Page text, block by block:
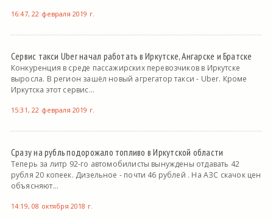
16:47, 22 февраля 2019 г.
Сервис такси Uber начал работать в Иркутске, Ангарске и Братске
Конкуренция в среде пассажирских перевозчиков в Иркутске
выросла. В регион зашёл новый агрегатор такси - Uber. Кроме
Иркутска этот сервис...
15:31, 22 февраля 2019 г.
Сразу на рубль подорожало топливо в Иркутской области
Теперь за литр 92-го автомобилисты вынуждены отдавать 42
рубля 20 копеек. Дизельное - почти 46 рублей . На АЗС скачок цен
объясняют...
14:19, 08 октября 2018 г.